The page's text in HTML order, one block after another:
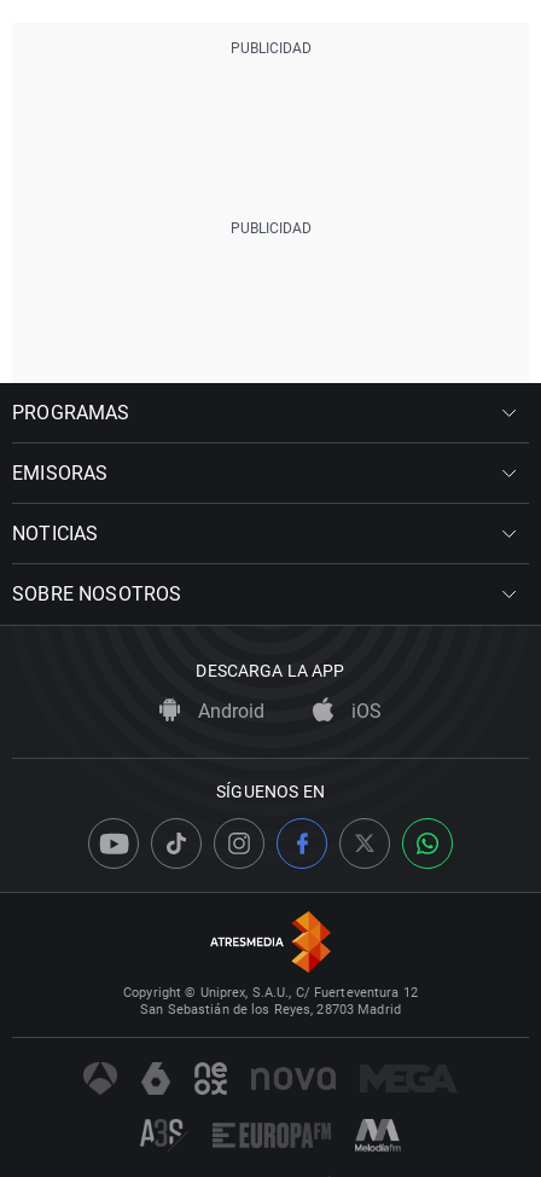
PROGRAMAS
EMISORAS
NOTICIAS
SOBRE NOSOTROS
DESCARGA LA APP
Android iOS
SÍGUENOS EN
Copyright © Uniprex, S.A.U., C/ Fuerteventura 12
San Sebastián de los Reyes, 28703 Madrid